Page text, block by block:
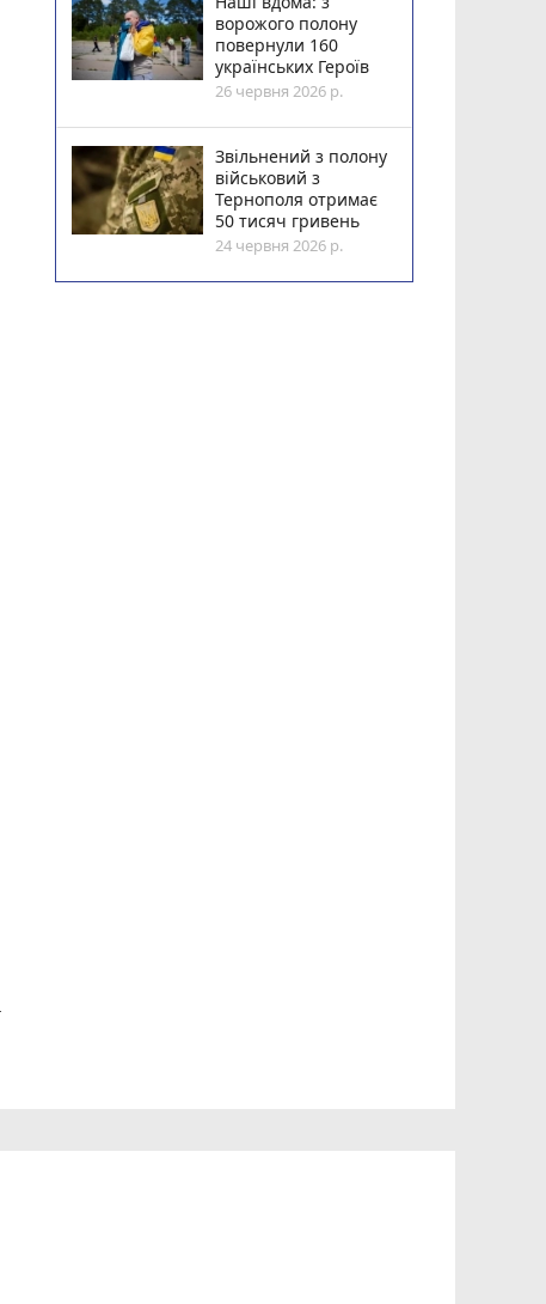
ворожого полону
повернули 160
українських Героїв
26 червня 2026 р.
Звільнений з полону
військовий з
Тернополя отримає
50 тисяч гривень
24 червня 2026 р.